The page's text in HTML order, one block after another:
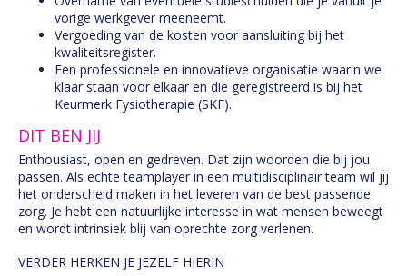
vorige werkgever meeneemt.
Vergoeding van de kosten voor aansluiting bij het
kwaliteitsregister.
Een professionele en innovatieve organisatie waarin we
klaar staan voor elkaar en die geregistreerd is bij het
Keurmerk Fysiotherapie (SKF).
DIT BEN JIJ
Enthousiast, open en gedreven. Dat zijn woorden die bij jou
passen. Als echte teamplayer in een multidisciplinair team wil jij
het onderscheid maken in het leveren van de best passende
zorg. Je hebt een natuurlijke interesse in wat mensen beweegt
en wordt intrinsiek blij van oprechte zorg verlenen.
VERDER HERKEN JE JEZELF HIERIN